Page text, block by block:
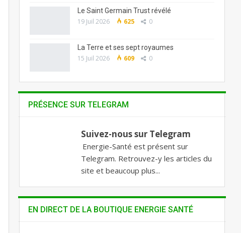
Le Saint Germain Trust révélé
19 Juil 2026 625 0
La Terre et ses sept royaumes
15 Juil 2026 609 0
PRÉSENCE SUR TELEGRAM
Suivez-nous sur Telegram
Energie-Santé est présent sur
Telegram. Retrouvez-y les articles du
site et beaucoup plus...
EN DIRECT DE LA BOUTIQUE ENERGIE SANTÉ